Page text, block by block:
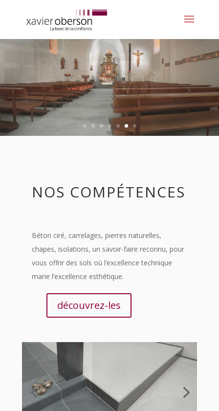
NOS COMPÉTENCES
Béton ciré, carrelages, pierres naturelles,
chapes, isolations, un savoir-faire reconnu, pour
vous offrir des sols où l’excellence technique
marie l’excellence esthétique.
découvrez-les